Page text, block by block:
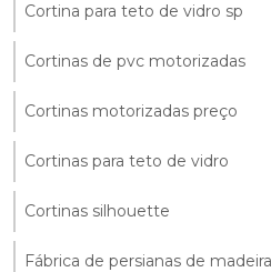
Cortina para teto de vidro sp
Cortinas de pvc motorizadas
Cortinas motorizadas preço
Cortinas para teto de vidro
Cortinas silhouette
Fábrica de persianas de madeira